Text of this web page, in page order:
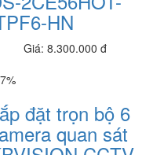
kỹ thuật lắp đặt
đặt trọn bộ 6
quan sát